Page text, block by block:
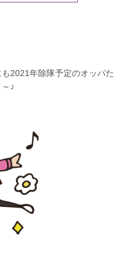
2021年除隊予定のオッパた
♪